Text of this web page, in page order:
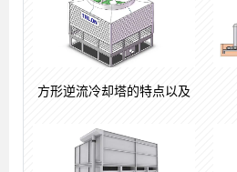
方形逆流冷却塔的特点以及